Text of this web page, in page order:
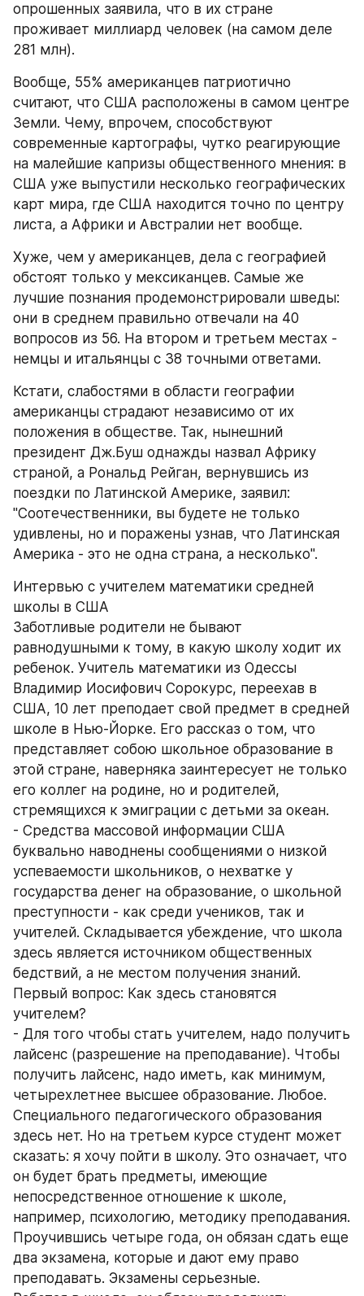
опрошенных заявила, что в их стране
проживает миллиард человек (на самом деле
281 млн).
Вообще, 55% американцев патриотично
считают, что США расположены в самом центре
Земли. Чему, впрочем, способствуют
современные картографы, чутко реагирующие
на малейшие капризы общественного мнения: в
США уже выпустили несколько географических
карт мира, где США находится точно по центру
листа, а Африки и Австралии нет вообще.
Хуже, чем у американцев, дела с географией
обстоят только у мексиканцев. Самые же
лучшие познания продемонстрировали шведы:
они в среднем правильно отвечали на 40
вопросов из 56. На втором и третьем местах -
немцы и итальянцы с 38 точными ответами.
Кстати, слабостями в области географии
американцы страдают независимо от их
положения в обществе. Так, нынешний
президент Дж.Буш однажды назвал Африку
страной, а Рональд Рейган, вернувшись из
поездки по Латинской Америке, заявил:
"Соотечественники, вы будете не только
удивлены, но и поражены узнав, что Латинская
Америка - это не одна страна, а несколько".
Интервью с учителем математики средней
школы в США
Заботливые родители не бывают
равнодушными к тому, в какую школу ходит их
ребенок. Учитель математики из Одессы
Владимир Иосифович Сорокурс, переехав в
США, 10 лет преподает свой предмет в средней
школе в Нью-Йорке. Его рассказ о том, что
представляет собою школьное образование в
этой стране, наверняка заинтересует не только
его коллег на родине, но и родителей,
стремящихся к эмиграции с детьми за океан.
- Средства массовой информации США
буквально наводнены сообщениями о низкой
успеваемости школьников, о нехватке у
государства денег на образование, о школьной
преступности - как среди учеников, так и
учителей. Складывается убеждение, что школа
здесь является источником общественных
бедствий, а не местом получения знаний.
Первый вопрос: Как здесь становятся
учителем?
- Для того чтобы стать учителем, надо получить
лайсенс (разрешение на преподавание). Чтобы
получить лайсенс, надо иметь, как минимум,
четырехлетнее высшее образование. Любое.
Специального педагогического образования
здесь нет. Но на третьем курсе студент может
сказать: я хочу пойти в школу. Это означает, что
он будет брать предметы, имеющие
непосредственное отношение к школе,
например, психологию, методику преподавания.
Проучившись четыре года, он обязан сдать еще
два экзамена, которые и дают ему право
преподавать. Экзамены серьезные.